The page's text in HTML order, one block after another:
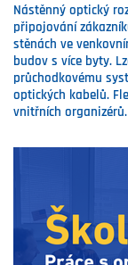
Nástěnný optický
připojování
stěnách ve
budov s více byty.
průchodkovému
optických kabelů.
vnitřních organizérů.